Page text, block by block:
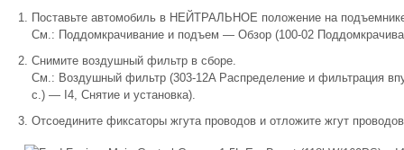
Поставьте автомобиль в НЕЙТРАЛЬНОЕ положение на
См.: Поддомкрачивание и подъем — Обзор (100-02
Снимите воздушный фильтр в сборе.
См.: Воздушный фильтр (303-12A Распределение и фильтрация
с.) — I4, Снятие и установка).
Отсоедините фиксаторы жгута проводов и отложите жгут